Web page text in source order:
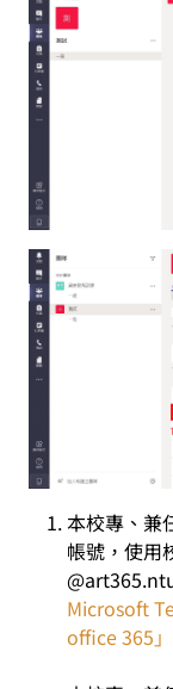
本校專、兼
帳號，使用
Microsoft
office 365」